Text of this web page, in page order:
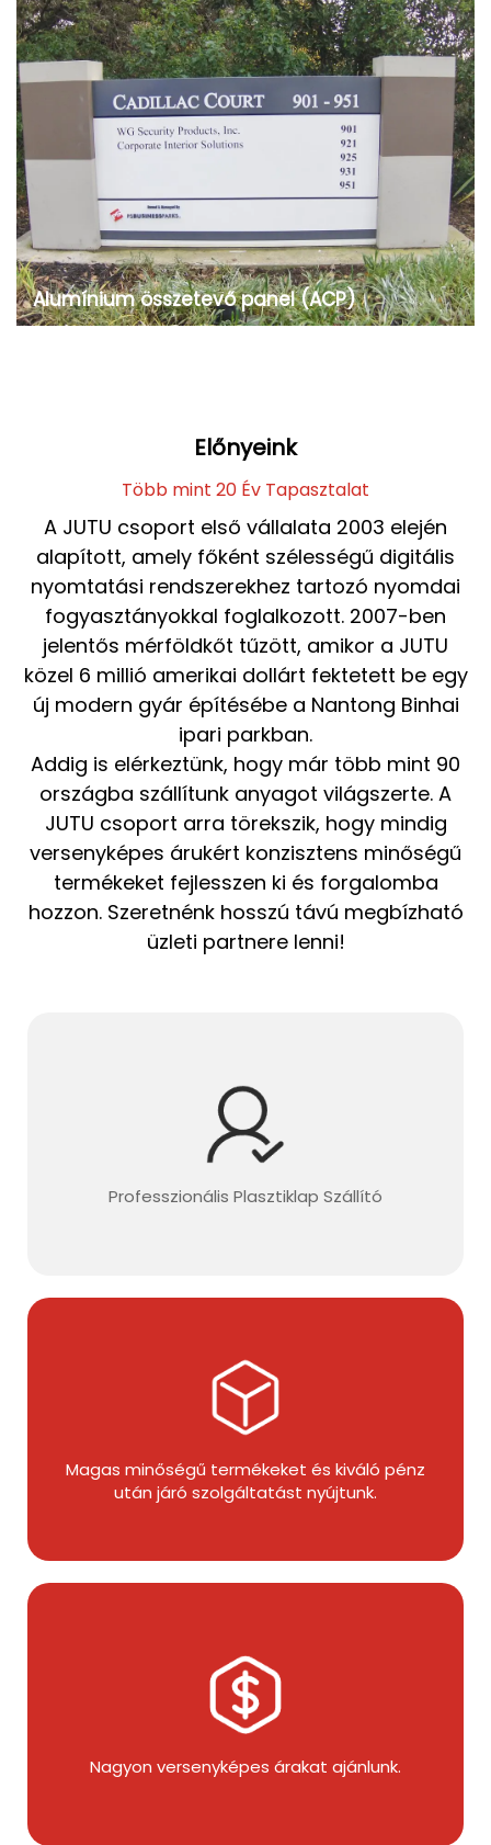
számos előnyük miatt. A kiskereskedelemtől és
kirakatkészítéstől a építőiparig és építészeti
megoldásokig, ezek a lemezek számos területen
alkalmazhatóak, amelyek...
Alumínium összetevő panel (ACP)
Az alumínium kompozit paneleket (ACP) széles
1.Épület homlokzatok: Az ACP-t gyakran használják
Előnyeink
Több mint 20 Év Tapasztalat
A JUTU csoport első vállalata 2003 elején
alapított, amely főként szélességű digitális
nyomtatási rendszerekhez tartozó nyomdai
fogyasztányokkal foglalkozott. 2007-ben
jelentős mérföldkőt tűzött, amikor a JUTU
közel 6 millió amerikai dollárt fektetett be egy
új modern gyár építésébe a Nantong Binhai
ipari parkban.
Addig is elérkeztünk, hogy már több mint 90
országba szállítunk anyagot világszerte. A
JUTU csoport arra törekszik, hogy mindig
versenyképes árukért konzisztens minőségű
termékeket fejlesszen ki és forgalomba
hozzon. Szeretnénk hosszú távú megbízható
üzleti partnere lenni!
Professzionális Plasztiklap Szállító
Magas minőségű termékeket és kiváló pénz
után járó szolgáltatást nyújtunk.
Nagyon versenyképes árakat ajánlunk.